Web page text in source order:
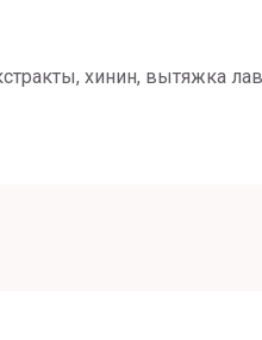
хинин, вытяжка